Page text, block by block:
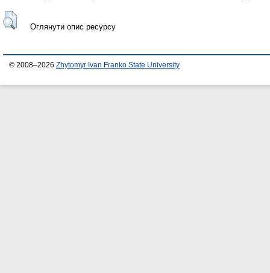
Оглянути опис ресурсу
© 2008–2026 Zhytomyr Ivan Franko State University